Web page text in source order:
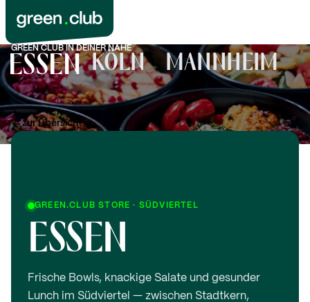
GREEN CLUB IN DEINER NÄHE
ESSEN KÖLN MANNHEIM
zur Übersicht
GREEN.CLUB STORE · SÜDVIERTEL
ESSEN
Frische Bowls, knackige Salate und gesunder
Lunch im Südviertel — zwischen Stadtkern,